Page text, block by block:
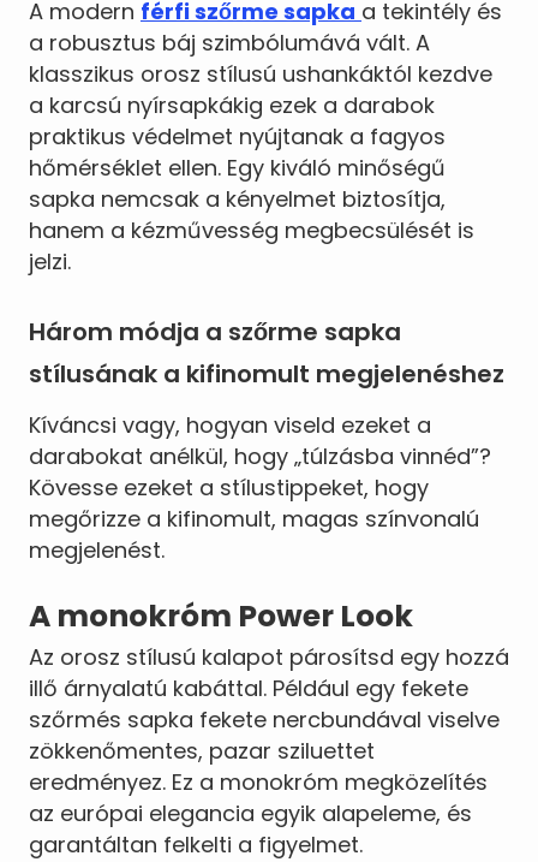
A modern férfi szőrme sapka a tekintély és
a robusztus báj szimbólumává vált. A
klasszikus orosz stílusú ushankáktól kezdve
a karcsú nyírsapkákig ezek a darabok
praktikus védelmet nyújtanak a fagyos
hőmérséklet ellen. Egy kiváló minőségű
sapka nemcsak a kényelmet biztosítja,
hanem a kézművesség megbecsülését is
jelzi.
Három módja a szőrme sapka
stílusának a kifinomult megjelenéshez
Kíváncsi vagy, hogyan viseld ezeket a
darabokat anélkül, hogy „túlzásba vinnéd”?
Kövesse ezeket a stílustippeket, hogy
megőrizze a kifinomult, magas színvonalú
megjelenést.
A monokróm Power Look
Az orosz stílusú kalapot párosítsd egy hozzá
illő árnyalatú kabáttal. Például egy fekete
szőrmés sapka fekete nercbundával viselve
zökkenőmentes, pazar sziluettet
eredményez. Ez a monokróm megközelítés
az európai elegancia egyik alapeleme, és
garantáltan felkelti a figyelmet.